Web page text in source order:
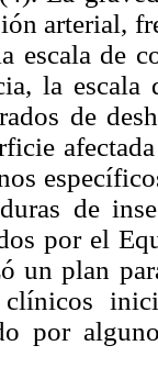
arterial,
escala de
la
de
de
por el
un plan
por